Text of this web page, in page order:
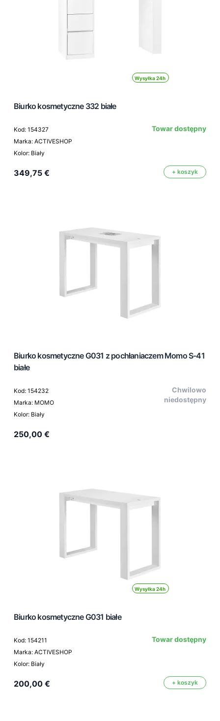
Wysyłka 24h
Biurko kosmetyczne 332 białe
Kod: 154327
Marka: ACTIVESHOP
Kolor: Biały
Towar dostępny
349,75 € + koszyk
Biurko kosmetyczne G031 z pochłaniaczem Momo S-41
białe
Kod: 154232
Marka: MOMO
Kolor: Biały
Chwilowo
niedostępny
250,00 €
Wysyłka 24h
Biurko kosmetyczne G031 białe
Kod: 154211
Marka: ACTIVESHOP
Kolor: Biały
Towar dostępny
200,00 € + koszyk